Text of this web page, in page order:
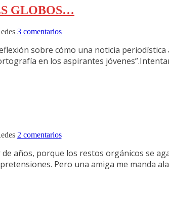
GLOBOS…
3 comentarios
sobre cómo una noticia periodística
en los aspirantes
2 comentarios
años, porque los restos orgánicos se
Pero una amiga me manda